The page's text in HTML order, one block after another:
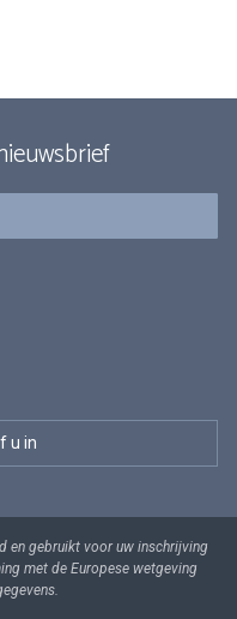
en gebruikt voor uw inschrijving
met de Europese wetgeving